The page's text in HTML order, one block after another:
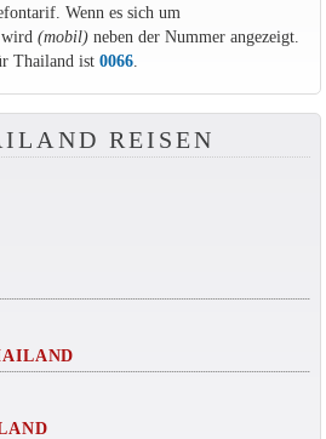
Wenn es sich um
(mobil)neben der Nummer angezeigt.
Thailand ist 0066.
REISEN